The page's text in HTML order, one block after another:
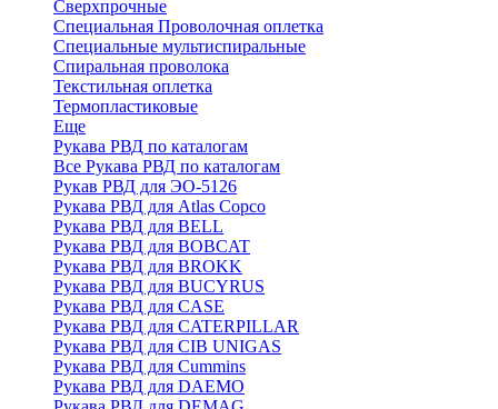
Сверхпрочные
Специальная Проволочная оплетка
Специальные мультиспиральные
Спиральная проволока
Текстильная оплетка
Термопластиковые
Еще
Рукава РВД по каталогам
Все Рукава РВД по каталогам
Рукав РВД для ЭО-5126
Рукава РВД для Atlas Copco
Рукава РВД для BELL
Рукава РВД для BOBCAT
Рукава РВД для BROKK
Рукава РВД для BUCYRUS
Рукава РВД для CASE
Рукава РВД для CATERPILLAR
Рукава РВД для CIB UNIGAS
Рукава РВД для Cummins
Рукава РВД для DAEMO